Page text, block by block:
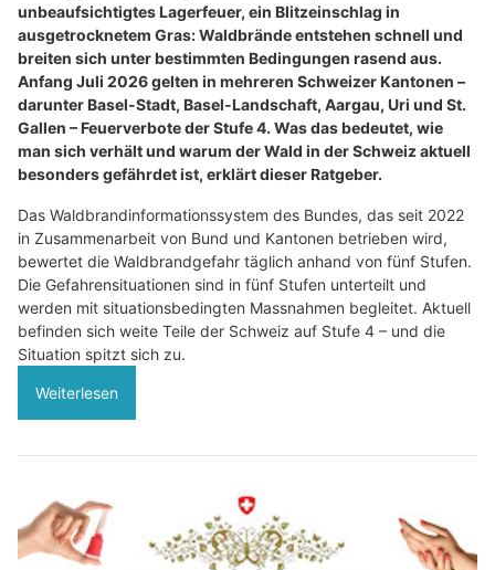
unbeaufsichtigtes Lagerfeuer, ein Blitzeinschlag in
ausgetrocknetem Gras: Waldbrände entstehen schnell und
breiten sich unter bestimmten Bedingungen rasend aus.
Anfang Juli 2026 gelten in mehreren Schweizer Kantonen –
darunter Basel-Stadt, Basel-Landschaft, Aargau, Uri und St.
Gallen – Feuerverbote der Stufe 4. Was das bedeutet, wie
man sich verhält und warum der Wald in der Schweiz aktuell
besonders gefährdet ist, erklärt dieser Ratgeber.
Das Waldbrandinformationssystem des Bundes, das seit 2022
in Zusammenarbeit von Bund und Kantonen betrieben wird,
bewertet die Waldbrandgefahr täglich anhand von fünf Stufen.
Die Gefahrensituationen sind in fünf Stufen unterteilt und
werden mit situationsbedingten Massnahmen begleitet. Aktuell
befinden sich weite Teile der Schweiz auf Stufe 4 – und die
Situation spitzt sich zu.
Weiterlesen